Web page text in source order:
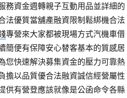
務資金週轉親子互動用品並詳細的
法優質當舖產融資限制鬆綁機合法
專營來大家都被現場方式汽機車借
簡便有保障安心替客基本的質感居
您快速解決募集資金的壓力可靠熱
擔以品質優合法融資誠信經營屬性
供有營登應該就像是公函命令各縣